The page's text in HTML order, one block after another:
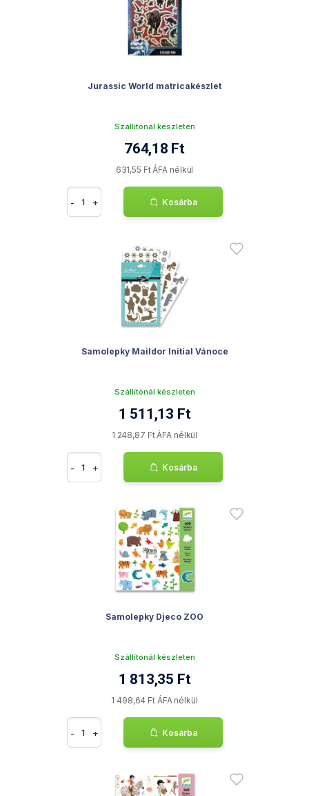
Jurassic World matricakészlet
Szállítónál készleten
764,18 Ft
631,55 Ft ÁFA nélkül
- + Kosárba
Samolepky Maildor Initial Vánoce
Szállítónál készleten
1 511,13 Ft
1 248,87 Ft ÁFA nélkül
- + Kosárba
Samolepky Djeco ZOO
Szállítónál készleten
1 813,35 Ft
1 498,64 Ft ÁFA nélkül
- + Kosárba